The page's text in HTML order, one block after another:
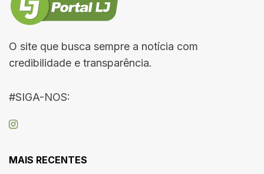
O site que busca sempre a notícia com
credibilidade e transparência.
#SIGA-NOS:
MAIS RECENTES